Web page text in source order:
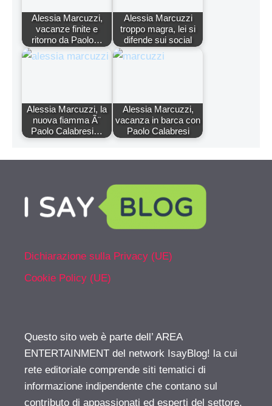
Alessia Marcuzzi,
vacanze finite e
ritorno da Paolo…
Alessia Marcuzzi
troppo magra, lei si
difende sui social
Alessia Marcuzzi, la
nuova fiamma Ã¨
Paolo Calabresi…
Alessia Marcuzzi,
vacanza in barca con
Paolo Calabresi
Dichiarazione sulla Privacy (UE)
Cookie Policy (UE)
Questo sito web è parte dell’ AREA
ENTERTAINMENT del network IsayBlog! la cui
rete editoriale comprende siti tematici di
informazione indipendente che contano sul
contributo di appassionati ed esperti del settore.